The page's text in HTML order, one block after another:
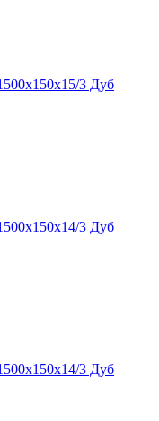
3 Дуб
3 Дуб
3 Дуб